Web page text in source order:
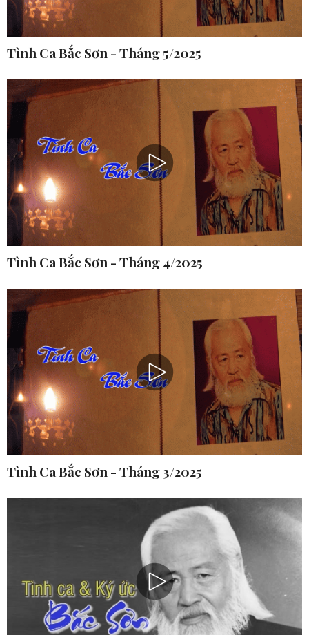
Tình Ca Bắc Sơn - Tháng 5/2025
Tình Ca Bắc Sơn - Tháng 4/2025
Tình Ca Bắc Sơn - Tháng 3/2025